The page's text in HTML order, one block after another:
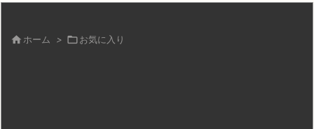
 ホーム > お気に入り